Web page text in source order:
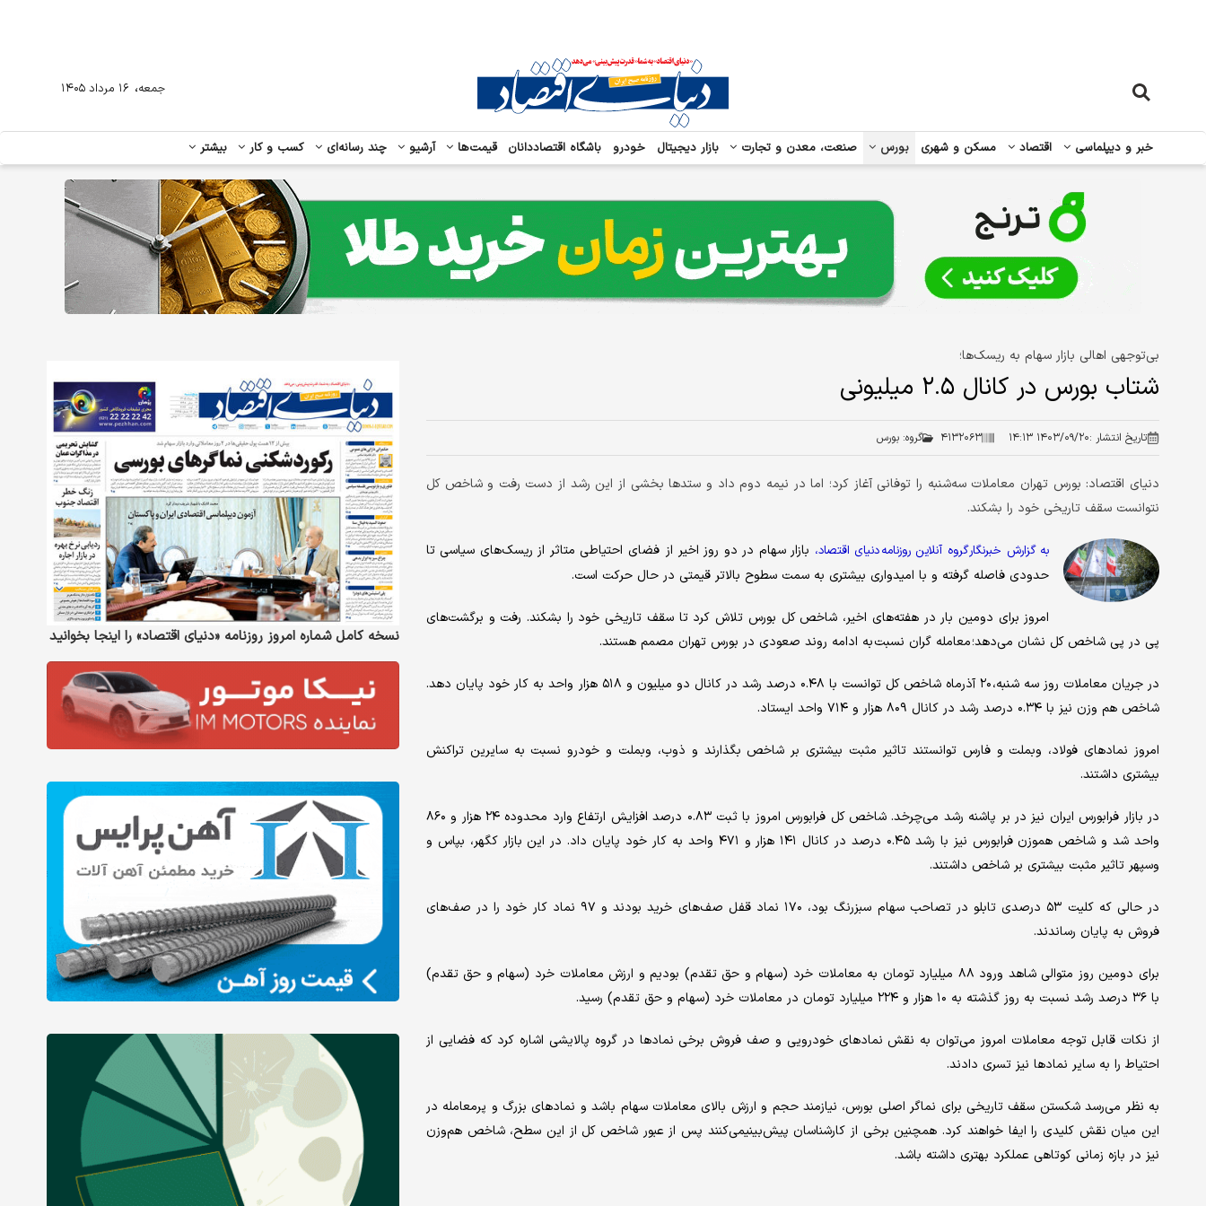
خبر و دیپلماسی اقتصاد مسکن و شهری بورس صنعت، معدن و تجارت بازار دیجیتال خودرو باشگاه اقتصاددانان قیمت‌ها آرشیو چند رسانه‌ای کسب و کار بیشتر
جمعه، ۱۶ مرداد ۱۴۰۵
بی‌توجهی اهالی بازار سهام به ریسک‌ها؛
شتاب بورس در کانال ۲.۵ میلیونی
تاریخ انتشار :۱۴۰۳/۰۹/۲۰ ۱۴:۱۳ ۴۱۳۲۰۶۳ گروه: بورس
دنیای اقتصاد: بورس تهران معاملات سه‌شنبه را توفانی آغاز کرد؛ اما در نیمه دوم داد و ستدها بخشی از این رشد از دست رفت و شاخص کل
نتوانست سقف تاریخی خود را بشکند.
به گزارش خبرنگار گروه آنلاین روزنامه دنیای اقتصاد، بازار سهام در دو روز اخیر از فضای احتیاطی متاثر از ریسک‌های سیاسی تا
حدودی فاصله گرفته و با امیدواری بیشتری به سمت سطوح بالاتر قیمتی در حال حرکت است.
امروز برای دومین بار در هفته‌های اخیر، شاخص کل بورس تلاش کرد تا سقف تاریخی خود را بشکند. رفت و برگشت‌های
پی در پی شاخص کل نشان می‌دهد؛ معامله گران نسبت به ادامه روند صعودی در بورس تهران مصمم هستند.
در جریان معاملات روز سه شنبه، ۲۰ آذرماه شاخص کل توانست با ۰.۴۸ درصد رشد در کانال دو میلیون و ۵۱۸ هزار واحد به کار خود پایان دهد.
شاخص هم وزن نیز با ۰.۳۴ درصد رشد در کانال ۸۰۹ هزار و ۷۱۴ واحد ایستاد.
امروز نمادهای فولاد، وبملت و فارس توانستند تاثیر مثبت بیشتری بر شاخص بگذارند و ذوب، وبملت و خودرو نسبت به سایرین تراکنش
بیشتری داشتند.
در بازار فرابورس ایران نیز در بر پاشنه رشد می‌چرخد. شاخص کل فرابورس امروز با ثبت ۰.۸۳ درصد افزایش ارتفاع وارد محدوده ۲۴ هزار و ۸۶۰
واحد شد و شاخص هموزن فرابورس نیز با رشد ۰.۴۵ درصد در کانال ۱۴۱ هزار و ۴۷۱ واحد به کار خود پایان داد. در این بازار کگهر، بپاس و
وسپهر تاثیر مثبت بیشتری بر شاخص داشتند.
در حالی که کلیت ۵۳ درصدی تابلو در تصاحب سهام سبزرنگ بود، ۱۷۰ نماد قفل صف‌های خرید بودند و ۹۷ نماد کار خود را در صف‌های
فروش به پایان رساندند.
برای دومین روز متوالی شاهد ورود ۸۸ میلیارد تومان به معاملات خرد (سهام و حق تقدم) بودیم و ارزش معاملات خرد (سهام و حق تقدم)
با ۳۶ درصد رشد نسبت به روز گذشته به ۱۰ هزار و ۲۲۴ میلیارد تومان در معاملات خرد (سهام و حق تقدم) رسید.
از نکات قابل توجه معاملات امروز می‌توان به نقش نمادهای خودرویی و صف فروش برخی نمادها در گروه پالایشی اشاره کرد که فضایی از
احتیاط را به سایر نمادها نیز تسری دادند.
به نظر می‌رسد شکستن سقف تاریخی برای نماگر اصلی بورس، نیازمند حجم و ارزش بالای معاملات سهام باشد و نمادهای بزرگ و پرمعامله در
این میان نقش کلیدی را ایفا خواهند کرد. همچنین برخی از کارشناسان پیش‌بینیمی‌کنند پس از عبور شاخص کل از این سطح، شاخص هم‌وزن
نیز در بازه زمانی کوتاهی عملکرد بهتری داشته باشد.
نسخه کامل شماره امروز روزنامه «دنیای‌ اقتصاد» را اینجا بخوانید